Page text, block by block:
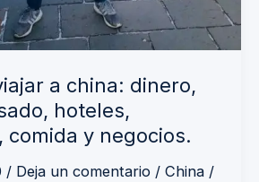
a china: dinero,
hoteles,
comida y negocios.
/ Deja un comentario / China/